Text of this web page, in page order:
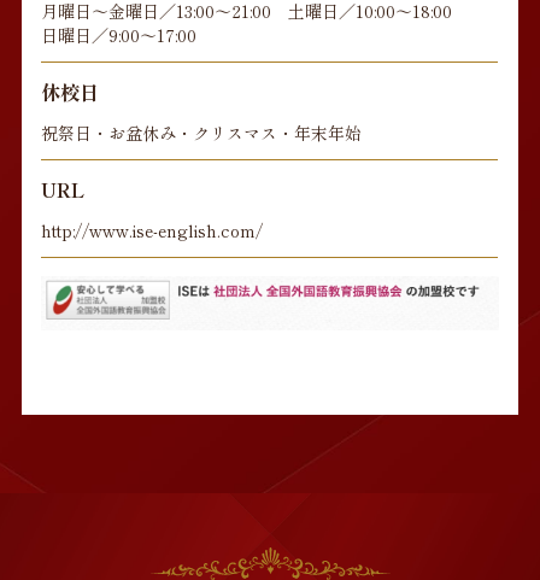
月曜日〜金曜日／13:00〜21:00 土曜日／10:00〜18:00
日曜日／9:00〜17:00
休校日
祝祭日・お盆休み・クリスマス・年末年始
URL
http://www.ise-english.com/